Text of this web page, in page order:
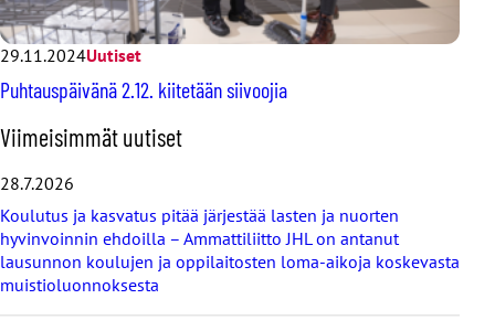
29.11.2024Uutiset
Puhtauspäivänä 2.12. kiitetään siivoojia
O
h
i
t
a
v
i
i
Viimeisimmät uutiset
28.7.2026
Koulutus ja kasvatus pitää järjestää lasten ja nuorten
hyvinvoinnin ehdoilla – Ammattiliitto JHL on antanut
lausunnon koulujen ja oppilaitosten loma-aikoja koskevasta
muistioluonnoksesta